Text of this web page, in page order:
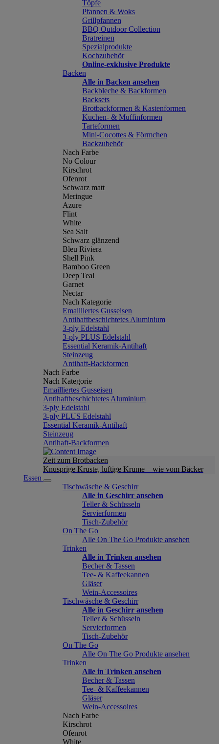
Töpfe
Pfannen & Woks
Grillpfannen
BBQ Outdoor Collection
Bratreinen
Spezialprodukte
Kochzubehör
Online-exklusive Produkte
Backen
Alle in Backen ansehen
Backbleche & Backformen
Backsets
Brotbackformen & Kastenformen
Kuchen- & Muffinformen
Tarteformen
Mini-Cocottes & Förmchen
Backzubehör
Nach Farbe
No Colour
Kirschrot
Ofenrot
Schwarz matt
Meringue
Azure
Flint
White
Sea Salt
Schwarz glänzend
Bleu Riviera
Shell Pink
Bamboo Green
Deep Teal
Garnet
Nectar
Nach Kategorie
Emailliertes Gusseisen
Antihaftbeschichtetes Aluminium
3-ply Edelstahl
3-ply PLUS Edelstahl
Essential Keramik-Antihaft
Steinzeug
Antihaft-Backformen
Nach Farbe
Nach Kategorie
Emailliertes Gusseisen
Antihaftbeschichtetes Aluminium
3-ply Edelstahl
3-ply PLUS Edelstahl
Essential Keramik-Antihaft
Steinzeug
Antihaft-Backformen
Zeit zum Brotbacken
Knusprige Kruste, luftige Krume – wie vom Bäcker
Essen
Tischwäsche & Geschirr
Alle in Geschirr ansehen
Teller & Schüsseln
Servierformen
Tisch-Zubehör
On The Go
Alle On The Go Produkte ansehen
Trinken
Alle in Trinken ansehen
Becher & Tassen
Tee- & Kaffeekannen
Gläser
Wein-Accessoires
Tischwäsche & Geschirr
Alle in Geschirr ansehen
Teller & Schüsseln
Servierformen
Tisch-Zubehör
On The Go
Alle On The Go Produkte ansehen
Trinken
Alle in Trinken ansehen
Becher & Tassen
Tee- & Kaffeekannen
Gläser
Wein-Accessoires
Nach Farbe
Kirschrot
Ofenrot
White